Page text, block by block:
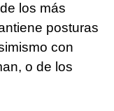
los más
posturas
con
o de los